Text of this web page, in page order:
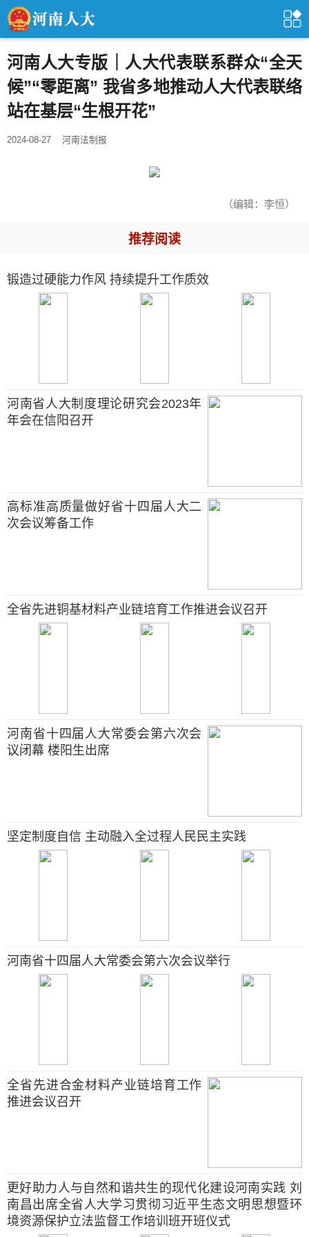
河南人大专版｜人大代表联系群众“全天
候”“零距离” 我省多地推动人大代表联络
站在基层“生根开花”
2024-08-27 河南法制报
（编辑：李恒）
推荐阅读
锻造过硬能力作风 持续提升工作质效
河南省人大制度理论研究会2023年
年会在信阳召开
高标准高质量做好省十四届人大二
次会议筹备工作
全省先进铜基材料产业链培育工作推进会议召开
河南省十四届人大常委会第六次会
议闭幕 楼阳生出席
坚定制度自信 主动融入全过程人民民主实践
河南省十四届人大常委会第六次会议举行
全省先进合金材料产业链培育工作
推进会议召开
更好助力人与自然和谐共生的现代化建设河南实践 刘
南昌出席全省人大学习贯彻习近平生态文明思想暨环
境资源保护立法监督工作培训班开班仪式